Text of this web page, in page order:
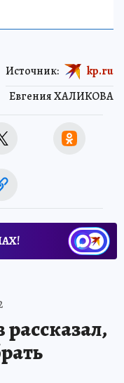
Евгения ХАЛИКОВА
Источник: kp.ru